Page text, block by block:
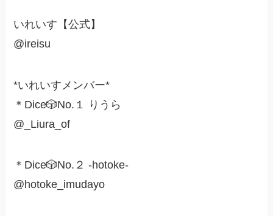
いれいす【公式】⠀
@ireisu
*いれいすメンバー*
＊Dice🎲No.１ りうら
@_Liura_of
＊Dice🎲No.２ -hotoke-
@hotoke_imudayo